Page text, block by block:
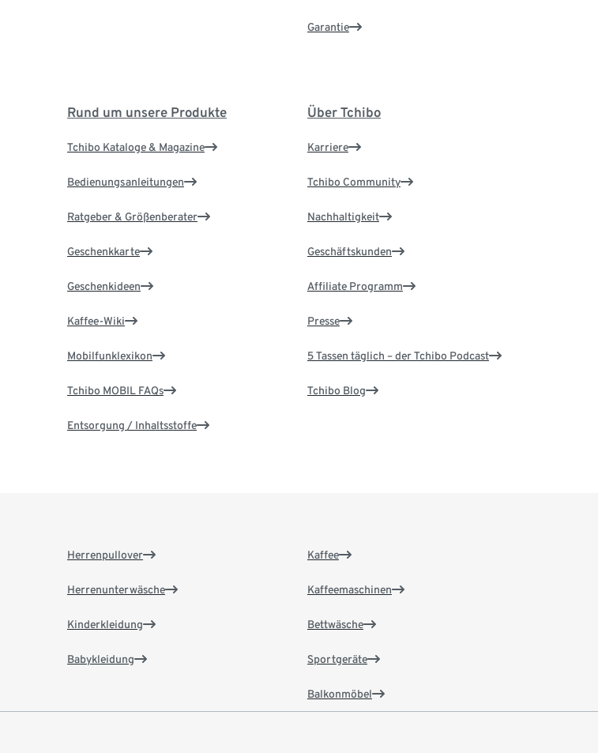
Garantie
Rund um unsere Produkte
Tchibo Kataloge & Magazine
Bedienungsanleitungen
Ratgeber & Größenberater
Geschenkkarte
Geschenkideen
Kaffee-Wiki
Mobilfunklexikon
Tchibo MOBIL FAQs
Entsorgung / Inhaltsstoffe
Über Tchibo
Karriere
Tchibo Community
Nachhaltigkeit
Geschäftskunden
Affiliate Programm
Presse
5 Tassen täglich – der Tchibo Podcast
Tchibo Blog
Herrenpullover
Herrenunterwäsche
Kinderkleidung
Babykleidung
Kaffee
Kaffeemaschinen
Bettwäsche
Sportgeräte
Balkonmöbel